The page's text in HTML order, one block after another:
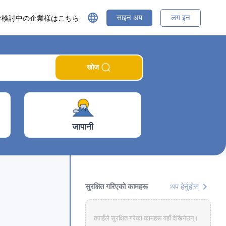
討中の企業様はこちら language साइन अप लग इन
खोज
जापानी
सुरक्षित गरिएको कामहरू थप हेर्नुहोस् chevron_right
तपाईंले सुरक्षित गरेका कामहरू यहाँ देखिनेछन्।